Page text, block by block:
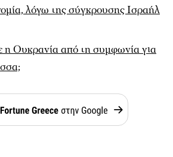
λόγω της σύγκρουσης Ισραήλ
η Ουκρανία από τη συμφωνία για